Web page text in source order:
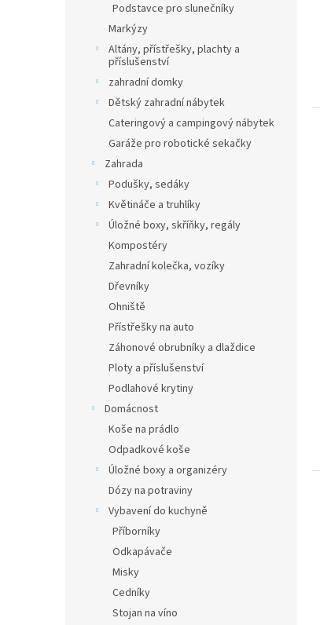
Podstavce pro slunečníky
Markýzy
Altány, přístřešky, plachty a
příslušenství
zahradní domky
Dětský zahradní nábytek
Cateringový a campingový nábytek
Garáže pro robotické sekačky
Zahrada
Podušky, sedáky
Květináče a truhlíky
Úložné boxy, skříňky, regály
Kompostéry
Zahradní kolečka, vozíky
Dřevníky
Ohniště
Přístřešky na auto
Záhonové obrubníky a dlaždice
Ploty a příslušenství
Podlahové krytiny
Domácnost
Koše na prádlo
Odpadkové koše
Úložné boxy a organizéry
Dózy na potraviny
Vybavení do kuchyně
Příborníky
Odkapávače
Misky
Cedníky
Stojan na víno